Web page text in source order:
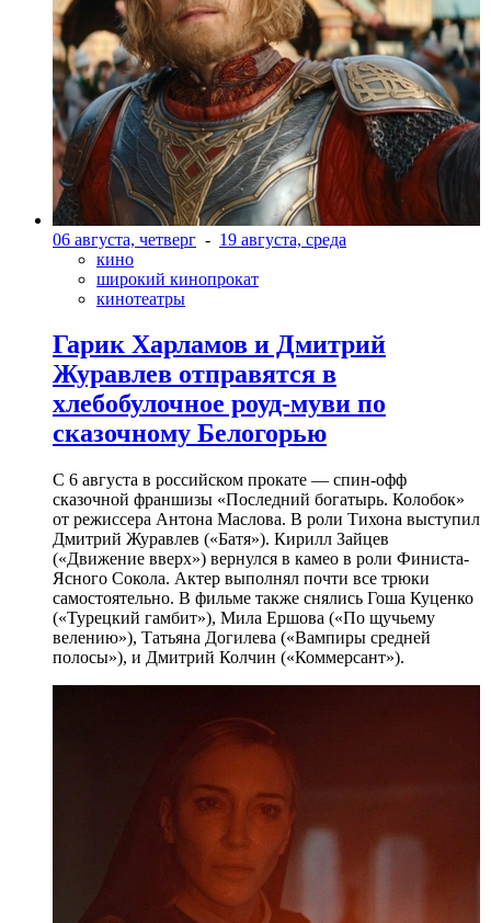
06 августа, четверг - 19 августа, среда
кино
широкий кинопрокат
кинотеатры
Гарик Харламов и Дмитрий
Журавлев отправятся в
хлебобулочное роуд-муви по
сказочному Белогорью
С 6 августа в российском прокате — спин-офф
сказочной франшизы «Последний богатырь. Колобок»
от режиссера Антона Маслова. В роли Тихона выступил
Дмитрий Журавлев («Батя»). Кирилл Зайцев
(«Движение вверх») вернулся в камео в роли Финиста-
Ясного Сокола. Актер выполнял почти все трюки
самостоятельно. В фильме также снялись Гоша Куценко
(«Турецкий гамбит»), Мила Ершова («По щучьему
велению»), Татьяна Догилева («Вампиры средней
полосы»), и Дмитрий Колчин («Коммерсант»).